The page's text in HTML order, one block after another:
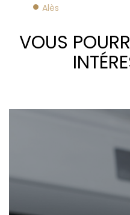
Alès
VOUS